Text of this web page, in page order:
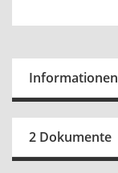
Informationen
2 Dokumente